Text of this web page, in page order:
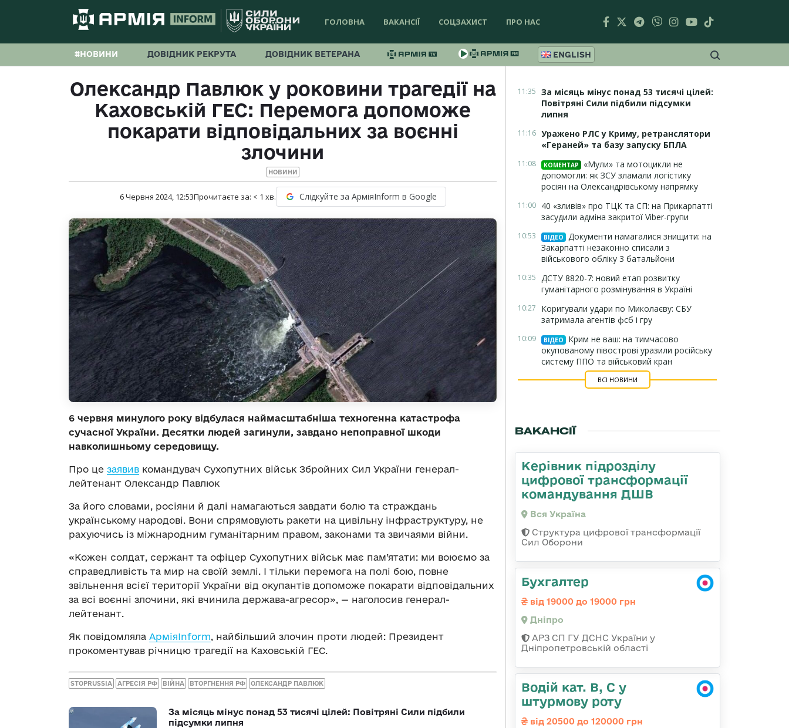
ГОЛОВНА ВАКАНСІЇ СОЦЗАХИСТ ПРО НАС
#НОВИНИ ДОВІДНИК РЕКРУТА ДОВІДНИК ВЕТЕРАНА ENGLISH
Олександр Павлюк у роковини трагедії на
Каховській ГЕС: Перемога допоможе
покарати відповідальних за воєнні
злочини
НОВИНИ
6 Червня 2024, 12:53Прочитаєте за: < 1 хв. Слідкуйте за АрміяInform в Google
6 червня минулого року відбулася наймасштабніша техногенна катастрофа
сучасної України. Десятки людей загинули, завдано непоправної шкоди
навколишньому середовищу.
Про це заявив командувач Сухопутних військ Збройних Сил України генерал-
лейтенант Олександр Павлюк
За його словами, росіяни й далі намагаються завдати болю та страждань
українському народові. Вони спрямовують ракети на цивільну інфраструктуру, не
рахуючись із міжнародним гуманітарним правом, законами та звичаями війни.
«Кожен солдат, сержант та офіцер Сухопутних військ має пам’ятати: ми воюємо за
справедливість та мир на своїй землі. І тільки перемога на полі бою, повне
звільнення всієї території України від окупантів допоможе покарати відповідальних
за всі воєнні злочини, які вчинила держава-агресор», — наголосив генерал-
лейтенант.
Як повідомляла АрміяInform, найбільший злочин проти людей: Президент
прокоментував річницю трагедії на Каховській ГЕС.
STOPRUSSIA АГРЕСІЯ РФ ВІЙНА ВТОРГНЕННЯ РФ ОЛЕКСАНДР ПАВЛЮК
За місяць мінус понад 53 тисячі цілей: Повітряні Сили підбили
підсумки липня
11:35 За місяць мінус понад 53 тисячі цілей:
Повітряні Сили підбили підсумки
липня
11:16 Уражено РЛС у Криму, ретранслятори
«Гераней» та базу запуску БПЛА
11:08 КОМЕНТАР
«Мули» та мотоцикли не
допомогли: як ЗСУ зламали логістику
росіян на Олександрівському напрямку
11:00 40 «зливів» про ТЦК та СП: на Прикарпатті
засудили адміна закритої Viber-групи
10:53 ВІДЕО
Документи намагалися знищити: на
Закарпатті незаконно списали з
військового обліку 3 батальйони
10:35 ДСТУ 8820-7: новий етап розвитку
гуманітарного розмінування в Україні
10:27
Коригували удари по Миколаєву: СБУ
затримала агентів фсб і гру
10:09 ВІДЕО
Крим не ваш: на тимчасово
окупованому півострові уразили російську
систему ППО та військовий кран
ВСІ НОВИНИ
ВАКАНСІЇ
Керівник підрозділу
цифрової трансформації
командування ДШВ
Вся Україна
Структура цифрової трансформації
Сил Оборони
Бухгалтер
від 19000 до 19000 грн
Дніпро
АРЗ СП ГУ ДСНС України у
Дніпропетровській області
Водій кат. В, С у
штурмову роту
від 20500 до 120000 грн